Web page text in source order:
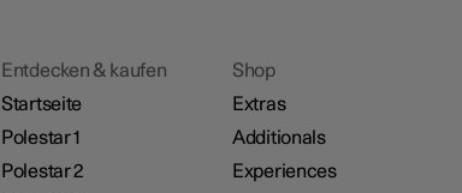
Entdecken & kaufen
Startseite
Polestar 1
Polestar 2
Shop
Extras
Additionals
Experiences